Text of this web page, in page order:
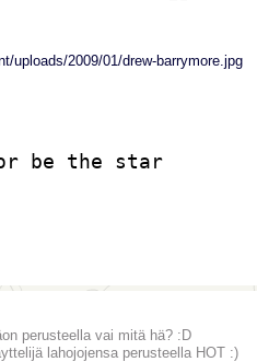
uploads/2009/01/drew-barrymore.jpg
be the star
perusteella vai mitä hä? :D
lahojojensa perusteella HOT :)